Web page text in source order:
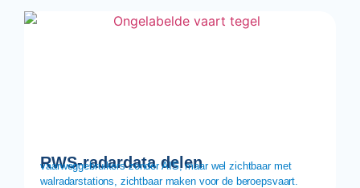
RWS-radardata delen
vaarweggebruikers zonder AIS, maar wel zichtbaar met
walradarstations, zichtbaar maken voor de beroepsvaart.